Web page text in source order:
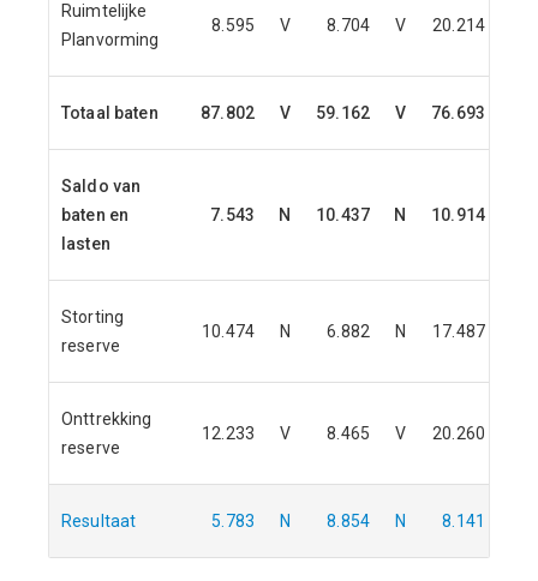
Ruimtelijke
Planvorming
8.595 V 8.704 V 20.214
Totaal baten 87.802 V 59.162 V 76.693
Saldo van
baten en
lasten
7.543 N 10.437 N 10.914
Storting
reserve
10.474 N 6.882 N 17.487
Onttrekking
reserve
12.233 V 8.465 V 20.260
Resultaat 5.783 N 8.854 N 8.141